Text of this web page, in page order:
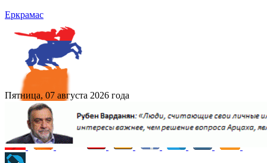
Еркрамас
Пятница, 07 августа 2026 года